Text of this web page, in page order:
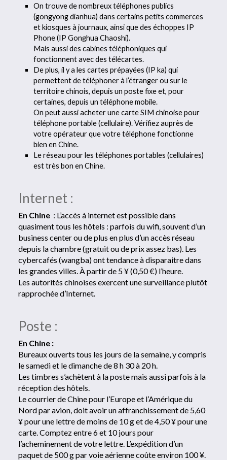
On trouve de nombreux téléphones publics
(gongyong dianhua) dans certains petits commerces
et kiosques à journaux, ainsi que des échoppes IP
Phone (IP Gonghua Chaoshi).
Mais aussi des cabines téléphoniques qui
fonctionnent avec des télécartes.
De plus, il y a les cartes prépayées (IP ka) qui
permettent de téléphoner à l’étranger ou sur le
territoire chinois, depuis un poste fixe et, pour
certaines, depuis un téléphone mobile.
On peut aussi acheter une carte SIM chinoise pour
téléphone portable (cellulaire). Vérifiez auprès de
votre opérateur que votre téléphone fonctionne
bien en Chine.
Le réseau pour les téléphones portables (cellulaires)
est très bon en Chine.
Internet :
En Chine : L’accès à internet est possible dans
quasiment tous les hôtels : parfois du wifi, souvent d’un
business center ou de plus en plus d’un accès réseau
depuis la chambre (gratuit ou de prix assez bas). Les
cybercafés (wangba) ont tendance à disparaitre dans
les grandes villes. À partir de 5 ¥ (0,50 €) l’heure.
Les autorités chinoises exercent une surveillance plutôt
rapprochée d’Internet.
Poste :
En Chine :
Bureaux ouverts tous les jours de la semaine, y compris
le samedi et le dimanche de 8 h 30 à 20 h.
Les timbres s’achètent à la poste mais aussi parfois à la
réception des hôtels.
Le courrier de Chine pour l’Europe et l’Amérique du
Nord par avion, doit avoir un affranchissement de 5,60
¥ pour une lettre de moins de 10 g et de 4,50 ¥ pour une
carte. Comptez entre 6 et 10 jours pour
l’acheminement de votre lettre. L’expédition d’un
paquet de 500 g par voie aérienne coûte environ 100 ¥.